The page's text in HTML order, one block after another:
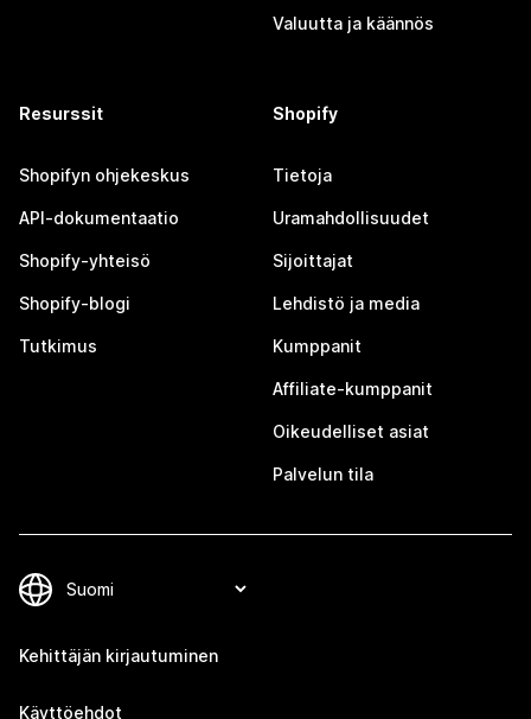
Valuutta ja käännös
Resurssit
Shopifyn ohjekeskus
API-dokumentaatio
Shopify-yhteisö
Shopify-blogi
Tutkimus
Shopify
Tietoja
Uramahdollisuudet
Sijoittajat
Lehdistö ja media
Kumppanit
Affiliate-kumppanit
Oikeudelliset asiat
Palvelun tila
Kehittäjän kirjautuminen
Käyttöehdot